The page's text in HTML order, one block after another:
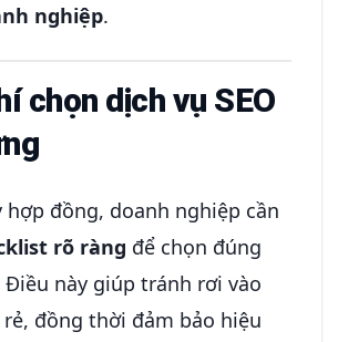
nghiệp.
chọn dịch vụ SEO
hợp đồng, doanh nghiệp cần
rõ ràng để chọn đúng
Điều này giúp tránh rơi vào
rẻ, đồng thời đảm bảo hiệu